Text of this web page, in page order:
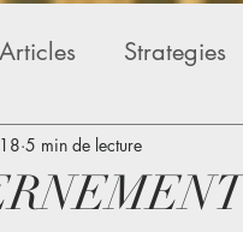
Articles Strategies
5 min de lecture